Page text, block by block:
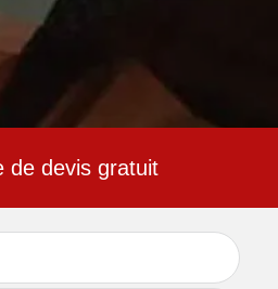
de devis gratuit